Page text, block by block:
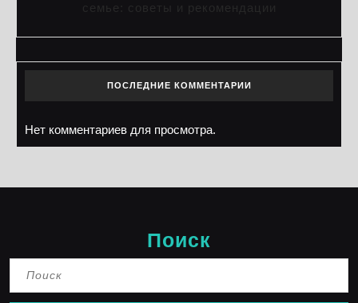
семье: советы и рекомендации
ПОСЛЕДНИЕ КОММЕНТАРИИ
Нет комментариев для просмотра.
Поиск